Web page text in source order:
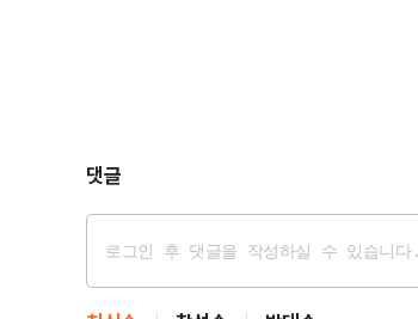
댓글